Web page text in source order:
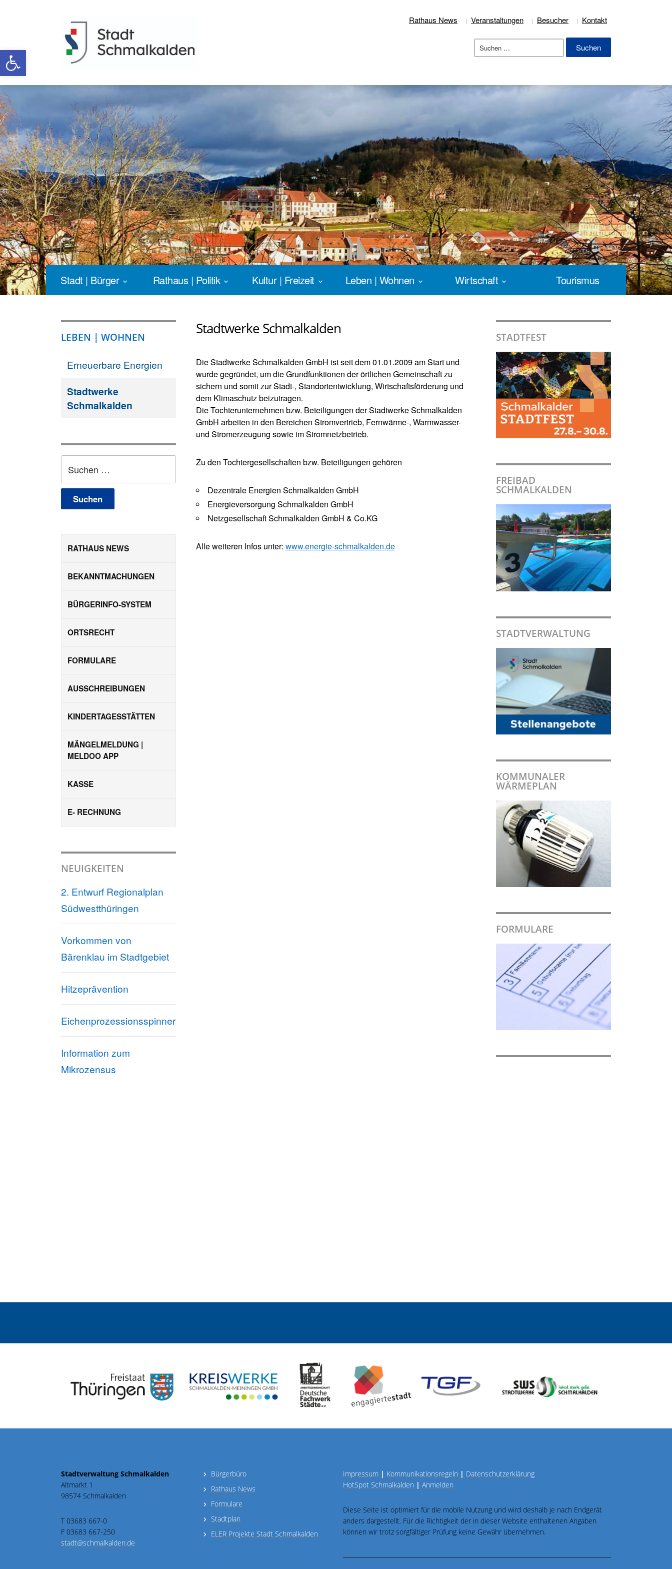
Werkzeugleiste öffnen
Rathaus News Veranstaltungen Besucher Kontakt
Suchen
nach:
Stadt | Bürger Rathaus | Politik Kultur | Freizeit Leben | Wohnen Wirtschaft Tourismus
LEBEN | WOHNEN
Erneuerbare Energien
Stadtwerke
Schmalkalden
nach:
RATHAUS NEWS
BEKANNTMACHUNGEN
BÜRGERINFO-SYSTEM
ORTSRECHT
FORMULARE
AUSSCHREIBUNGEN
KINDERTAGESSTÄTTEN
MÄNGELMELDUNG |
MELDOO APP
KASSE
E- RECHNUNG
NEUIGKEITEN
2. Entwurf Regionalplan
Südwestthüringen
Vorkommen von
Bärenklau im Stadtgebiet
Hitzeprävention
Eichenprozessionsspinner
Information zum
Mikrozensus
Stadtwerke Schmalkalden
Die Stadtwerke Schmalkalden GmbH ist seit dem 01.01.2009 am Start und
wurde gegründet, um die Grundfunktionen der örtlichen Gemeinschaft zu
sichern und somit zur Stadt-, Standortentwicklung, Wirtschaftsförderung und
dem Klimaschutz beizutragen.
Die Tochterunternehmen bzw. Beteiligungen der Stadtwerke Schmalkalden
GmbH arbeiten in den Bereichen Stromvertrieb, Fernwärme-, Warmwasser-
und Stromerzeugung sowie im Stromnetzbetrieb.
Zu den Tochtergesellschaften bzw. Beteiligungen gehören
Dezentrale Energien Schmalkalden GmbH
Energieversorgung Schmalkalden GmbH
Netzgesellschaft Schmalkalden GmbH & Co.KG
Alle weiteren Infos unter: www.energie-schmalkalden.de
STADTFEST
FREIBAD
SCHMALKALDEN
STADTVERWALTUNG
KOMMUNALER
WÄRMEPLAN
FORMULARE
Stadtverwaltung Schmalkalden
Altmarkt 1
98574 Schmalkalden
T 03683 667-0
F 03683 667-250
stadt@schmalkalden.de
Bürgerbüro
Rathaus News
Formulare
Stadtplan
ELER Projekte Stadt Schmalkalden
Impressum | Kommunikationsregeln | Datenschutzerklärung
HotSpot Schmalkalden | Anmelden
Diese Seite ist optimiert für die mobile Nutzung und wird deshalb je nach Endgerät
anders dargestellt. Für die Richtigkeit der in dieser Website enthaltenen Angaben
können wir trotz sorgfältiger Prüfung keine Gewähr übernehmen.